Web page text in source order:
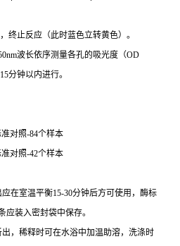
，终止反应（此时蓝色立转黄色）。
波长依序测量各孔的吸光度（OD
15分钟以内进行。
对照-84个样本
对照-42个样本
应在室温平衡15-30分钟后方可使用，酶标
应装入密封袋中保存。
，稀释时可在水浴中加温助溶，洗涤时